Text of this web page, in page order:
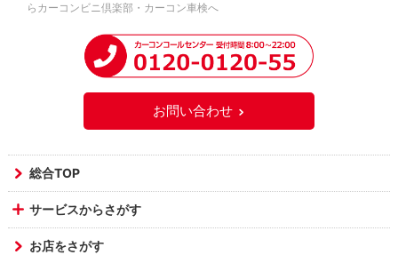
らカーコンビニ倶楽部・カーコン車検へ
お問い合わせ
総合TOP
サービスからさがす
お店をさがす